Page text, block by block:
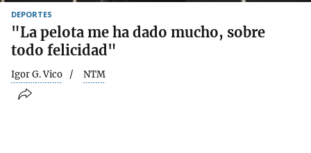
DEPORTES
"La pelota me ha dado mucho, sobre
todo felicidad"
Igor G. Vico NTM